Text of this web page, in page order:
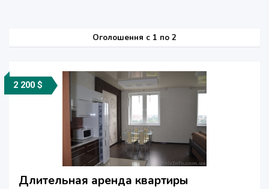
Оголошення c 1 по 2
2 200 $
Длительная аренда квартиры